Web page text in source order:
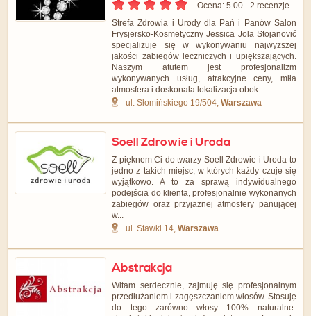
Ocena: 5.00 - ‎2 recenzje
Strefa Zdrowia i Urody dla Pań i Panów Salon
Frysjersko-Kosmetyczny Jessica Jola Stojanović
specjalizuje się w wykonywaniu najwyższej
jakości zabiegów leczniczych i upiększających.
Naszym atutem jest profesjonalizm
wykonywanych usług, atrakcyjne ceny, miła
atmosfera i doskonała lokalizacja obok...
ul. Słomińskiego 19/504,Warszawa
Soell Zdrowie i Uroda
Z pięknem Ci do twarzy Soell Zdrowie i Uroda to
jedno z takich miejsc, w których każdy czuje się
wyjątkowo. A to za sprawą indywidualnego
podejścia do klienta, profesjonalnie wykonanych
zabiegów oraz przyjaznej atmosfery panującej
w...
ul. Stawki 14,Warszawa
Abstrakcja
Witam serdecznie, zajmuję się profesjonalnym
przedłużaniem i zagęszczaniem włosów. Stosuję
do tego zarówno włosy 100% naturalne-